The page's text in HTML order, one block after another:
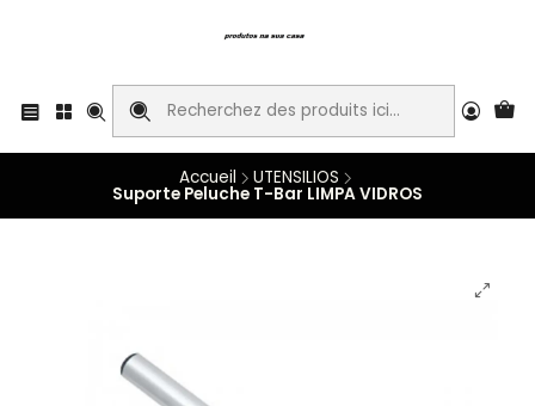
Accueil UTENSILIOS
Suporte Peluche T-Bar LIMPA VIDROS